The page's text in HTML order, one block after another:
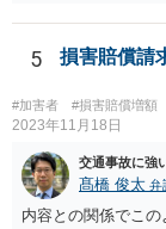
す（ご自宅の火災
加入したつもりが
5 損害賠償請
#加害者 #損害賠償増額
2023年11月18日
交通事故に強
髙橋 俊太 弁
内容との関係でこ